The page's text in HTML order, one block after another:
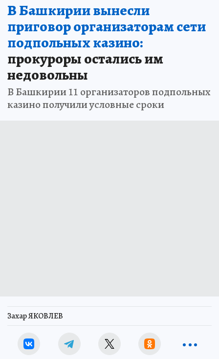
В Башкирии вынесли
приговор организаторам сети
подпольных казино:
прокуроры остались им
недовольны
В Башкирии 11 организаторов подпольных
казино получили условные сроки
Захар ЯКОВЛЕВ